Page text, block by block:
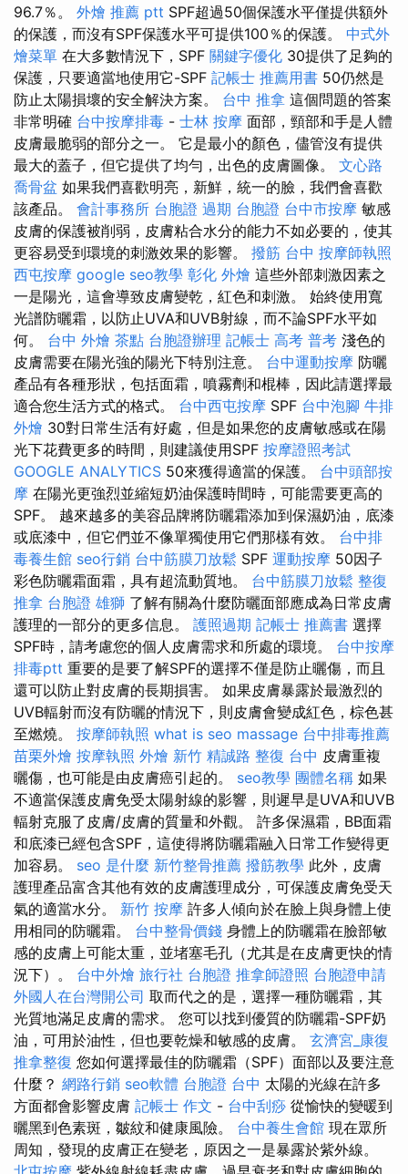
96.7％。 外燴 推薦 ptt SPF超過50個保護水平僅提供額外
的保護，而沒有SPF保護水平可提供100％的保護。 中式外
燴菜單 在大多數情況下，SPF 關鍵字優化 30提供了足夠的
保護，只要適當地使用它-SPF 記帳士 推薦用書 50仍然是
防止太陽損壞的安全解決方案。 台中 推拿 這個問題的答案
非常明確 台中按摩排毒 - 士林 按摩 面部，頸部和手是人體
皮膚最脆弱的部分之一。 它是最小的顏色，儘管沒有提供
最大的蓋子，但它提供了均勻，出色的皮膚圖像。 文心路
喬骨盆 如果我們喜歡明亮，新鮮，統一的臉，我們會喜歡
該產品。 會計事務所 台胞證 過期 台胞證 台中市按摩 敏感
皮膚的保護被削弱，皮膚粘合水分的能力不如必要的，使其
更容易受到環境的刺激效果的影響。 撥筋 台中 按摩師執照
西屯按摩 google seo教學 彰化 外燴 這些外部刺激因素之
一是陽光，這會導致皮膚變乾，紅色和刺激。 始終使用寬
光譜防曬霜，以防止UVA和UVB射線，而不論SPF水平如
何。 台中 外燴 茶點 台胞證辦理 記帳士 高考 普考 淺色的
皮膚需要在陽光強的陽光下特別注意。 台中運動按摩 防曬
產品有各種形狀，包括面霜，噴霧劑和棍棒，因此請選擇最
適合您生活方式的格式。 台中西屯按摩 SPF 台中泡腳 牛排
外燴 30對日常生活有好處，但是如果您的皮膚敏感或在陽
光下花費更多的時間，則建議使用SPF 按摩證照考試
GOOGLE ANALYTICS 50來獲得適當的保護。 台中頭部按
摩 在陽光更強烈並縮短奶油保護時間時，可能需要更高的
SPF。 越來越多的美容品牌將防曬霜添加到保濕奶油，底漆
或底漆中，但它們並不像單獨使用它們那樣有效。 台中排
毒養生館 seo行銷 台中筋膜刀放鬆 SPF 運動按摩 50因子
彩色防曬霜面霜，具有超流動質地。 台中筋膜刀放鬆 整復
推拿 台胞證 雄獅 了解有關為什麼防曬面部應成為日常皮膚
護理的一部分的更多信息。 護照過期 記帳士 推薦書 選擇
SPF時，請考慮您的個人皮膚需求和所處的環境。 台中按摩
排毒ptt 重要的是要了解SPF的選擇不僅是防止曬傷，而且
還可以防止對皮膚的長期損害。 如果皮膚暴露於最激烈的
UVB輻射而沒有防曬的情況下，則皮膚會變成紅色，棕色甚
至燃燒。 按摩師執照 what is seo massage 台中排毒推薦
苗栗外燴 按摩執照 外燴 新竹 精誠路 整復 台中 皮膚重複
曬傷，也可能是由皮膚癌引起的。 seo教學 團體名稱 如果
不適當保護皮膚免受太陽射線的影響，則遲早是UVA和UVB
輻射克服了皮膚/皮膚的質量和外觀。 許多保濕霜，BB面霜
和底漆已經包含SPF，這使得將防曬霜融入日常工作變得更
加容易。 seo 是什麼 新竹整骨推薦 撥筋教學 此外，皮膚
護理產品富含其他有效的皮膚護理成分，可保護皮膚免受天
氣的適當水分。 新竹 按摩 許多人傾向於在臉上與身體上使
用相同的防曬霜。 台中整骨價錢 身體上的防曬霜在臉部敏
感的皮膚上可能太重，並堵塞毛孔（尤其是在皮膚更快的情
況下）。 台中外燴 旅行社 台胞證 推拿師證照 台胞證申請
外國人在台灣開公司 取而代之的是，選擇一種防曬霜，其
光質地滿足皮膚的需求。 您可以找到優質的防曬霜-SPF奶
油，可用於油性，但也要乾燥和敏感的皮膚。 玄濟宮_康復
推拿整復 您如何選擇最佳的防曬霜（SPF）面部以及要注意
什麼？ 網路行銷 seo軟體 台胞證 台中 太陽的光線在許多
方面都會影響皮膚 記帳士 作文 - 台中刮痧 從愉快的變暖到
曬黑到色素斑，皺紋和健康風險。 台中養生會館 現在眾所
周知，發現的皮膚正在變老，原因之一是暴露於紫外線。